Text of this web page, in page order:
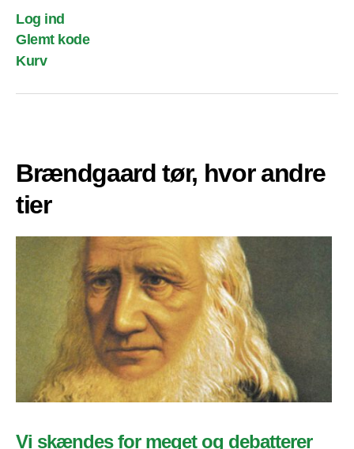
Log ind
Glemt kode
Kurv
Brændgaard tør, hvor andre
tier
Vi skændes for meget og debatterer